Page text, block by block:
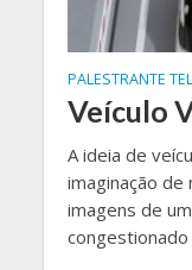
PALESTRANTE
Veículo
A ideia de
imaginação
imagens de
congestionado